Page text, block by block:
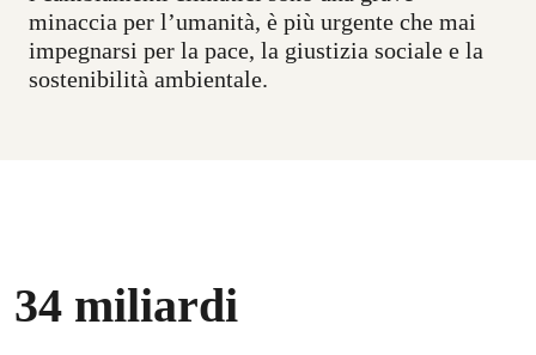
minaccia per l’umanità, è più urgente che mai
impegnarsi per la pace, la giustizia sociale e la
sostenibilità ambientale.
34 miliardi